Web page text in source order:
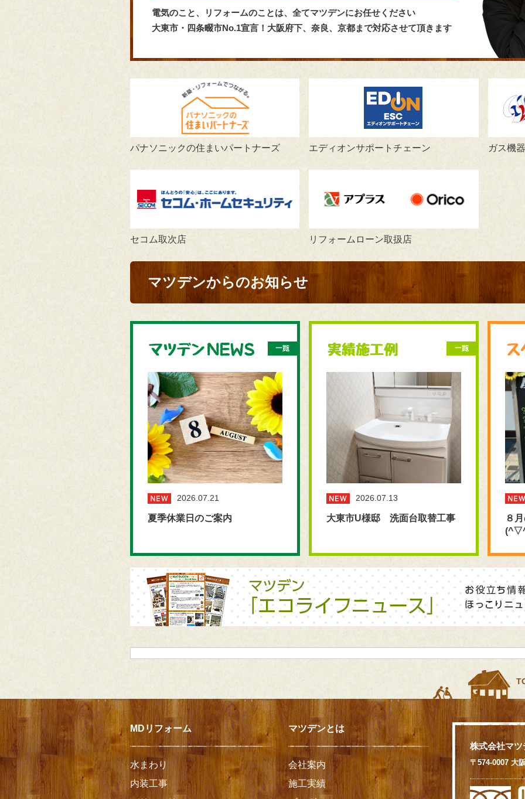
電気のこと、リフォームのことは、全てマツデンにお任せください
大東市・四条畷市No.1宣言！大阪府下、奈良、京都まで対応させて頂きます
パナソニックの住まいパートナーズ エディオンサポートチェーン ガス機
セコム取次店 リフォームローン取扱店
マツデンからのお知らせ
2026.07.21
夏季休業日のご案内
2026.07.13
大東市U様邸 洗面台取替工事
８
MDリフォーム
水まわり
内装工事
マツデンとは
会社案内
施工実績
株式会社マ
〒574-0007 大